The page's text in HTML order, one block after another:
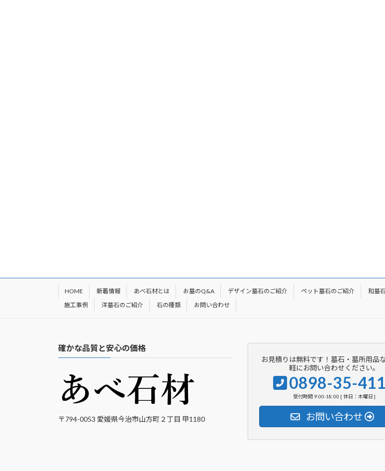
HOME 新着情報 あべ石材とは お墓のQ&A デザイン墓石のご紹介 ペット墓石のご紹介 和墓
施工事例
洋墓石のご紹介 石の種類 お問い合わせ
確かな品質と安心の価格
〒794-0053 愛媛県今治市山方町２丁目 甲1180
お見積りは無料です！墓石・墓所用品
軽にお問い合わせください。
0898-35-
受付時間 9:00-18:00 [ 休日：木曜日 ]
お問い合わせ